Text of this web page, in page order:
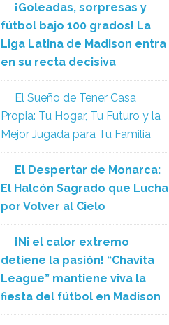
¡Goleadas, sorpresas y
fútbol bajo 100 grados! La
Liga Latina de Madison entra
en su recta decisiva
El Sueño de Tener Casa
Propia: Tu Hogar, Tu Futuro y la
Mejor Jugada para Tu Familia
El Despertar de Monarca:
El Halcón Sagrado que Lucha
por Volver al Cielo
¡Ni el calor extremo
detiene la pasión! “Chavita
League” mantiene viva la
fiesta del fútbol en Madison